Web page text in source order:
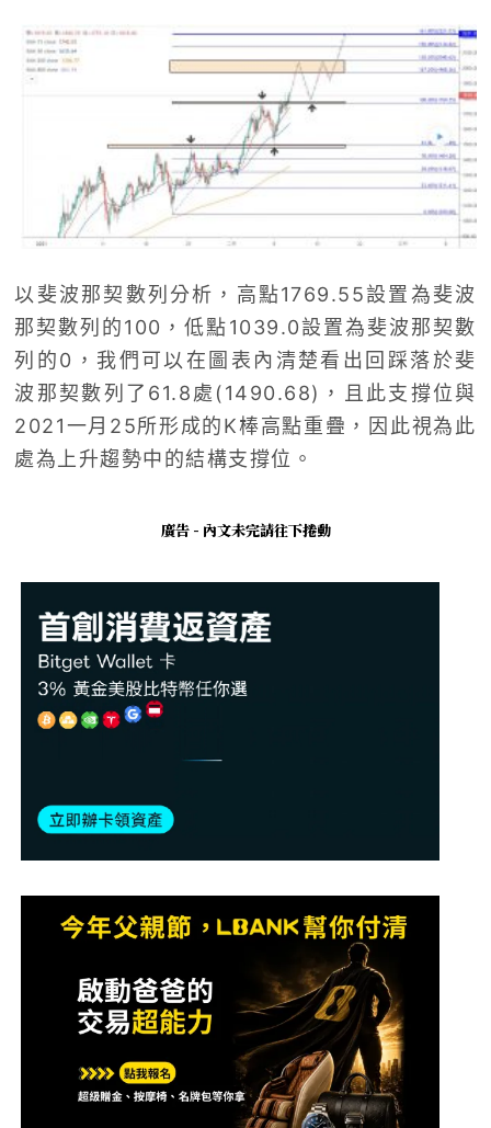
以斐波那契數列分析，高點1769.55設置為斐波
那契數列的100，低點1039.0設置為斐波那契數
列的0，我們可以在圖表內清楚看出回踩落於斐
波那契數列了61.8處(1490.68)，且此支撐位與
2021一月25所形成的K棒高點重疊，因此視為此
處為上升趨勢中的結構支撐位。
廣告 - 內文未完請往下捲動